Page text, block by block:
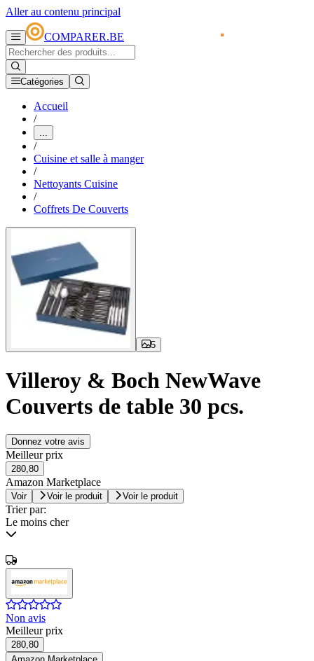
Aller au contenu principal
COMPARER.BE
Catégories
Accueil
/
...
/
Cuisine et salle à manger
/
Nettoyants Cuisine
/
Coffrets De Couverts
5
Villeroy & Boch NewWave
Couverts de table 30 pcs.
Donnez votre avis
Meilleur prix
280,80
Amazon Marketplace
Voir Voir le produit Voir le produit
Trier par:
Le moins cher
Non avis
Meilleur prix
280,80